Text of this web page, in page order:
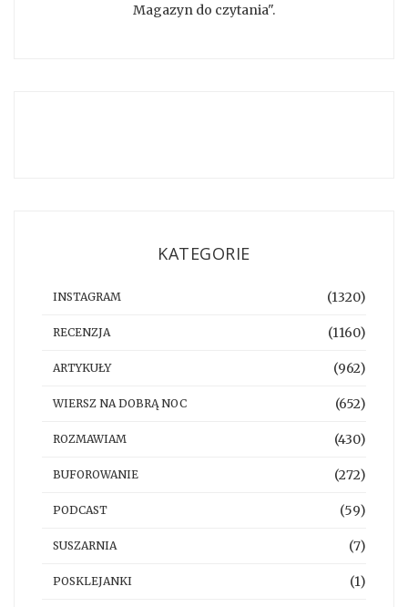
Magazyn do czytania".
KATEGORIE
INSTAGRAM (1320)
RECENZJA (1160)
ARTYKUŁY (962)
WIERSZ NA DOBRĄ NOC (652)
ROZMAWIAM (430)
BUFOROWANIE (272)
PODCAST (59)
SUSZARNIA (7)
POSKLEJANKI (1)